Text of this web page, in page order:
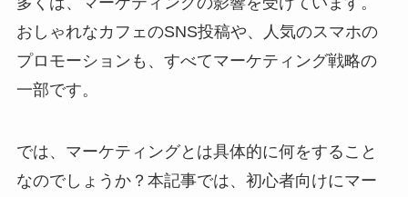
おしゃれなカフェのSNS投稿や、人気のスマホの
プロモーションも、すべてマーケティング戦略の
一部です。
では、マーケティングとは具体的に何をすること
なのでしょうか？本記事では、初心者向けにマー